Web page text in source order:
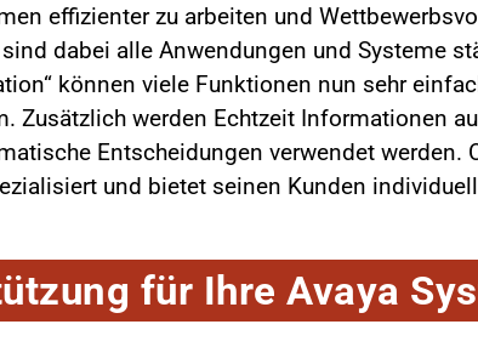
effizienter zu arbeiten und
dabei alle Anwendungen und Systeme
können viele Funktionen nun sehr
Zusätzlich werden Echtzeit Informationen
Entscheidungen verwendet werden.
und bietet seinen Kunden
für Ihre Avaya